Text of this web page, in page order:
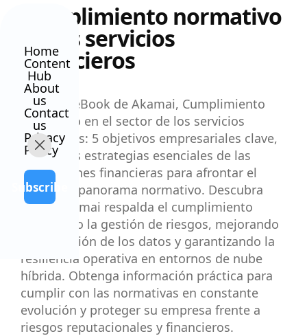
Home
Content
Hub
About
us
Contact
us
Privacy
Policy
Subscribe
Cumplimiento normativo
de los servicios
financieros
El nuevo eBook de Akamai, Cumplimiento
normativo en el sector de los servicios
financieros: 5 objetivos empresariales clave,
analiza las estrategias esenciales de las
instituciones financieras para afrontar el
complejo panorama normativo. Descubra
cómo Akamai respalda el cumplimiento
reforzando la gestión de riesgos, mejorando
la protección de los datos y garantizando la
resiliencia operativa en entornos de nube
híbrida. Obtenga información práctica para
cumplir con las normativas en constante
evolución y proteger su empresa frente a
riesgos reputacionales y financieros.